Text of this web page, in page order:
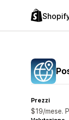
Prezzi
$19/mese.